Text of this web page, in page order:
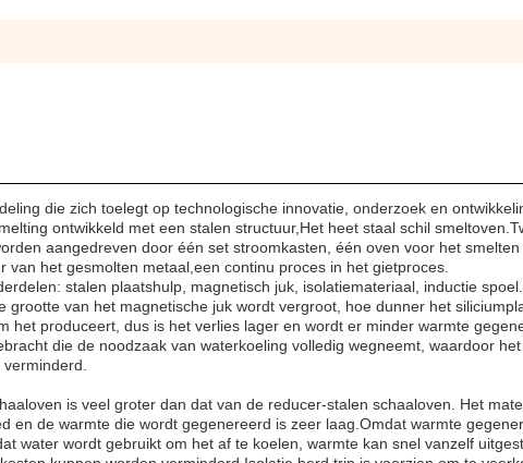
die zich toelegt op technologische innovatie, onderzoek en
ontwikkeld met een stalen structuur,Het heet staal schil
aangedreven door één set stroomkasten, één oven voor het
het gesmolten metaal,een continu proces in het gietproces.
stalen plaatshulp, magnetisch juk, isolatiemateriaal, inductie
grootte van het magnetische juk wordt vergroot, hoe dunner het
het produceert, dus is het verlies lager en wordt er minder warmte
die de noodzaak van waterkoeling volledig wegneemt, waardoor
is veel groter dan dat van de reducer-stalen schaaloven. Het
en de warmte die wordt gegenereerd is zeer laag.Omdat warmte
water wordt gebruikt om het af te koelen, warmte kan snel vanzelf